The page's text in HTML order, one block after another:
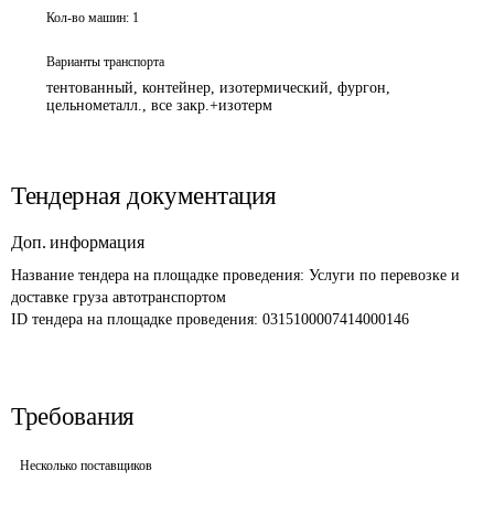
Кол-во машин: 1
Варианты транспорта
тентованный, контейнер, изотермический, фургон,
цельнометалл., все закр.+изотерм
Тендерная документация
Доп. информация
Название тендера на площадке проведения: Услуги по перевозке и
доставке груза автотранспортом
ID тендера на площадке проведения: 0315100007414000146
Требования
Несколько поставщиков